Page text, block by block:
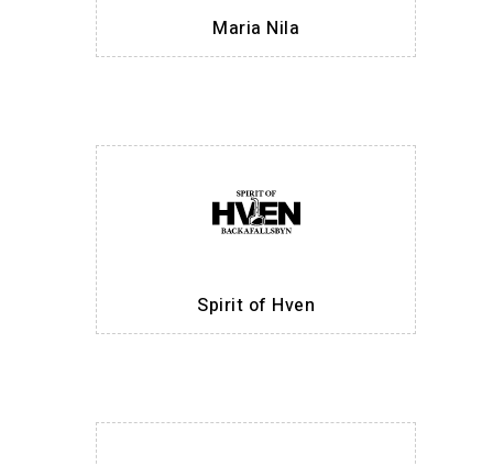
Maria Nila
Spirit of Hven